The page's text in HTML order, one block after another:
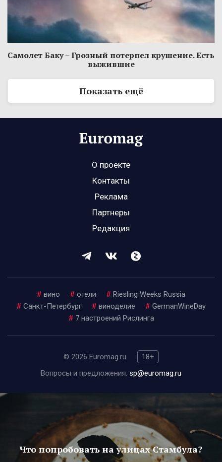
Самолет Баку – Грозный потерпел крушение. Есть
выжившие
Показать ещё
О проекте
Контакты
Реклама
Партнеры
Редакция
# вино # отели # Riesling Weeks Russia
# Санкт-Петербург # виноделие # GermanWineDay
# 7 настроений Рислинга
© 2026 Euromag.ru
18+
Вопросы и предложения: sp@euromag.ru
Что попробовать на улицах Стамбула?